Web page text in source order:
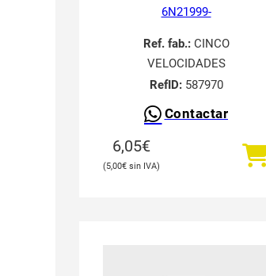
6N21999-
Ref. fab.:CINCO
VELOCIDADES
RefID:587970
Contactar
6,05€
5,00€